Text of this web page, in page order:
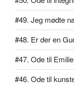
#49. Jeg mødte
#48. Er der en
#47. Ode til Emilie
#46. Ode til